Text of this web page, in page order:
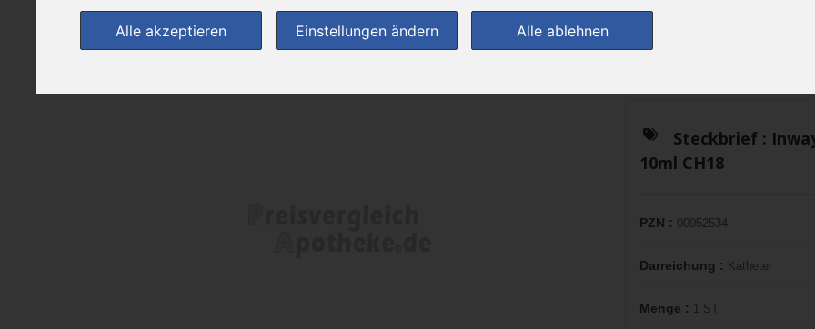
Alle akzeptieren Einstellungen ändern Alle ablehnen
Steckbrief :
10ml CH18
PZN : 00052534
Darreichung : Katheter
Menge : 1 ST